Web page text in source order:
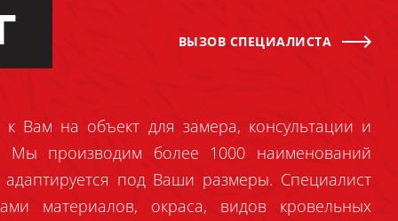
ВЫЗОВ СПЕЦИАЛИСТА
Вам на объект для замера, консультации и
Мы производим более 1000 наименований
под Ваши размеры. Специалист
материалов, окраса, видов кровельных